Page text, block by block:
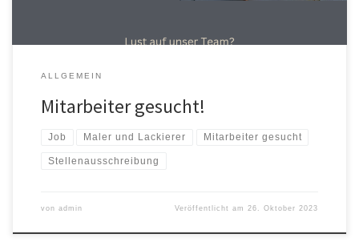
ALLGEMEIN
Mitarbeiter gesucht!
Job Maler und Lackierer Mitarbeiter gesucht
Stellenausschreibung
von admin Veröffentlicht am 26. Oktober 2023